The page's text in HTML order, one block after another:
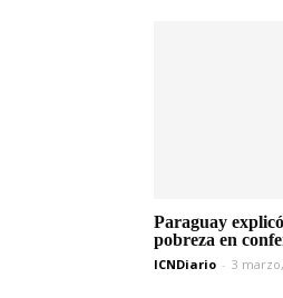
Paraguay
pobreza en
ICNDiario - 3